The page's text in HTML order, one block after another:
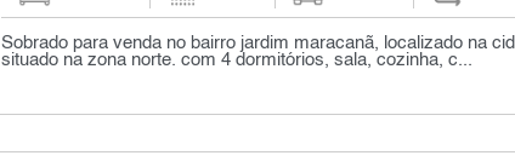
Sobrado para venda no bairro jardim maracanã, localizado na
situado na zona norte. com 4 dormitórios, sala, cozinha, c...